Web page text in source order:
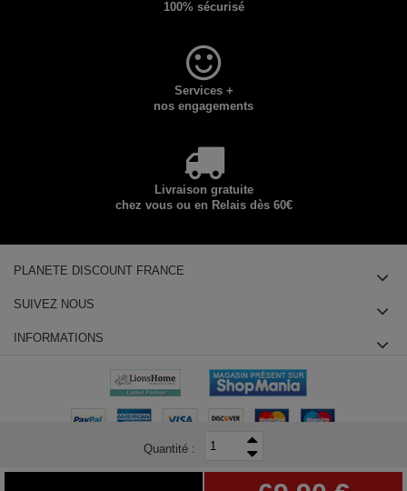
Quantité :
100% sécurisé
Services +
nos engagements
Livraison gratuite
chez vous ou en Relais dès 60€
PLANETE DISCOUNT FRANCE
SUIVEZ NOUS
INFORMATIONS